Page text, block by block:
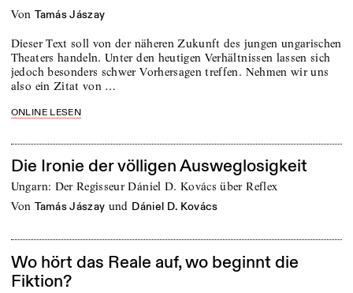
von Tamás Jászay
Dieser Text soll von der näheren Zukunft des jungen ungarischen
Theaters handeln. Unter den heutigen Verhältnissen lassen sich
jedoch besonders schwer Vorhersagen treffen. Nehmen wir uns
also ein Zitat von …
ONLINE LESEN
Die Ironie der völligen Ausweglosigkeit
Ungarn: Der Regisseur Dániel D. Kovács über Reflex
von Tamás Jászay und Dániel D. Kovács
Wo hört das Reale auf, wo beginnt die
Fiktion?